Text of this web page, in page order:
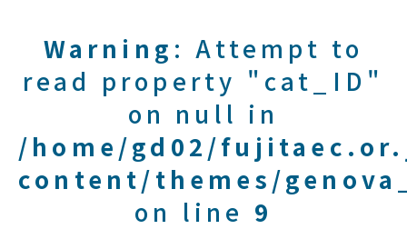
Warning : Attempt to
read property "cat_ID"
on null in
/home/gd02/
content/themes/
on line 9